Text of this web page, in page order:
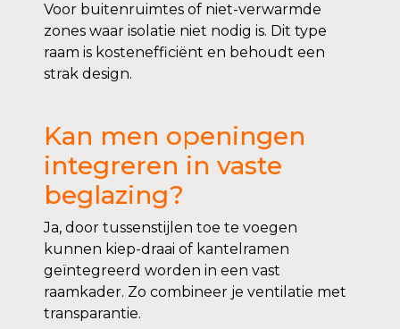
Voor buitenruimtes of niet-verwarmde
zones waar isolatie niet nodig is. Dit type
raam is kostenefficiënt en behoudt een
strak design.
Kan men openingen
integreren in vaste
beglazing?
Ja, door tussenstijlen toe te voegen
kunnen kiep-draai of kantelramen
geïntegreerd worden in een vast
raamkader. Zo combineer je ventilatie met
transparantie.